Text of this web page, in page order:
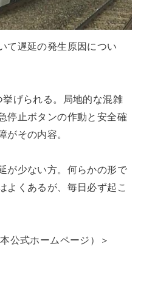
て遅延の発生原因につい
げられる。局地的な混雑
停止ボタンの作動と安全確
がその内容。
が少ない方。何らかの形で
よくあるが、毎日必ず起こ
本公式ホームページ）＞